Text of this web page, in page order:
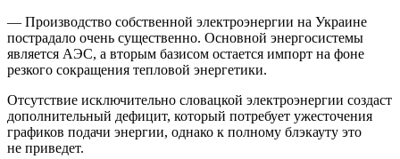
— Производство собственной электроэнергии на Украине
пострадало очень существенно. Основной энергосистемы
является АЭС, а вторым базисом остается импорт на фоне
резкого сокращения тепловой энергетики.
Отсутствие исключительно словацкой электроэнергии создаст
дополнительный дефицит, который потребует ужесточения
графиков подачи энергии, однако к полному блэкауту это
не приведет.